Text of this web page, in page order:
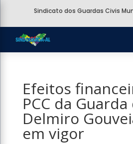
Sindicato dos Guardas Civis
Efeitos
PCC da Guarda
Delmiro
em vigor